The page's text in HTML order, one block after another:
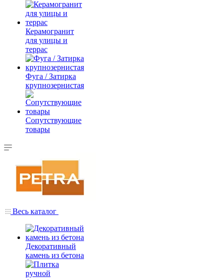
Керамогранит
для улицы и
террас
Фуга / Затирка
крупнозернистая
Сопутствующие
товары
Весь каталог
Декоративный
камень из бетона